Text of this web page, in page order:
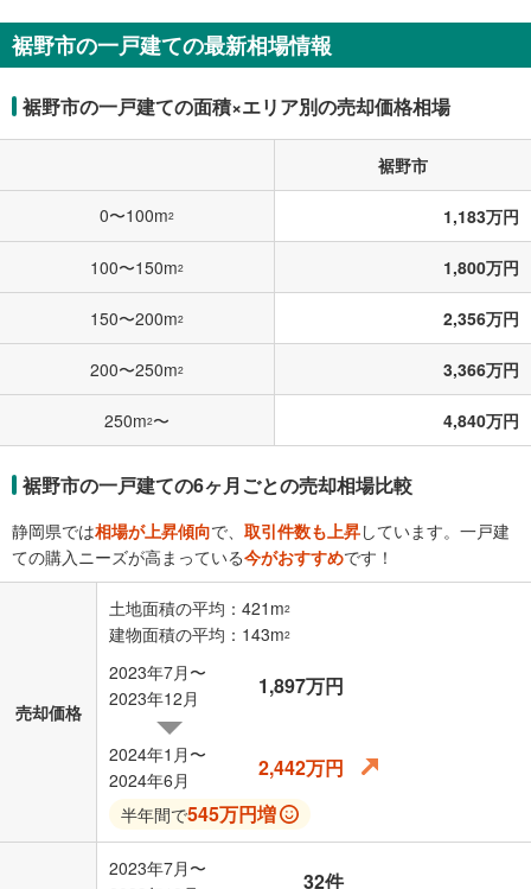
裾野市の一戸建ての最新相場情報
裾野市の一戸建ての面積×エリア別の売却価格相場
裾野市
0〜100m2 1,183万円
100〜150m2 1,800万円
150〜200m2 2,356万円
200〜250m2 3,366万円
250m2〜 4,840万円
裾野市の一戸建ての6ヶ月ごとの売却相場比較
静岡県では相場が上昇傾向で、 取引件数も上昇しています。一戸建
ての購入ニーズが高まっている今がおすすめです！
売却価格
土地面積の平均：421m2
建物面積の平均：143m2
2023年7月〜
2023年12月
1,897万円
2024年1月〜
2024年6月
2,442万円
半年間で545万円増
2023年7月〜
32件